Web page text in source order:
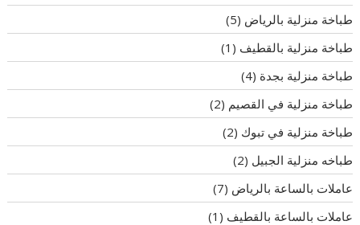
طباخة منزلية بالرياض (5)
طباخة منزلية بالقطيف (1)
طباخة منزلية بجدة (4)
طباخة منزلية في القصيم (2)
طباخة منزلية في تبوك (2)
طباخه منزلية الجبيل (2)
عاملات بالساعة بالرياض (7)
عاملات بالساعة بالقطيف (1)